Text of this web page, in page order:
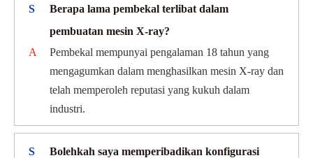
S
Berapa lama pembekal terlibat dalam
pembuatan mesin X-ray?
A
Pembekal mempunyai pengalaman 18 tahun yang
mengagumkan dalam menghasilkan mesin X-ray dan
telah memperoleh reputasi yang kukuh dalam
industri.
S
Bolehkah saya memperibadikan konfigurasi